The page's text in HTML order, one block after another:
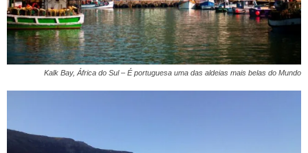
Kalk Bay, África do Sul – É portuguesa uma das aldeias mais belas do Mundo